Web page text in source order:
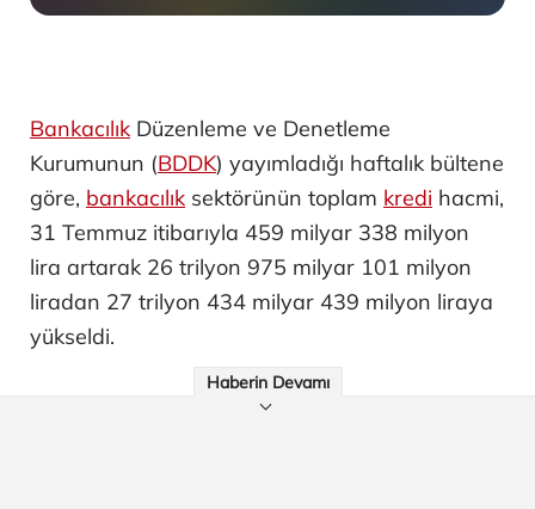
Bankacılık Düzenleme ve Denetleme
Kurumunun (BDDK) yayımladığı haftalık bültene
göre, bankacılık sektörünün toplam kredi hacmi,
31 Temmuz itibarıyla 459 milyar 338 milyon
lira artarak 26 trilyon 975 milyar 101 milyon
liradan 27 trilyon 434 milyar 439 milyon liraya
yükseldi.
Haberin Devamı